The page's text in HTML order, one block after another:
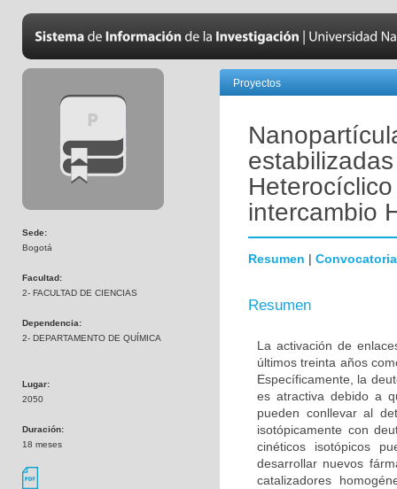
Sede:
Bogotá
Facultad:
2- FACULTAD DE CIENCIAS
Dependencia:
2- DEPARTAMENTO DE QUÍMICA
Lugar:
2050
Duración:
18 meses
Proyectos
intercambio
Resumen | Convocatoria
Resumen
La activación de
últimos treinta años
Específicamente, la
es atractiva debido a
pueden conllevar al
isotópicamente con
cinéticos isotópicos
desarrollar nuevos
catalizadores